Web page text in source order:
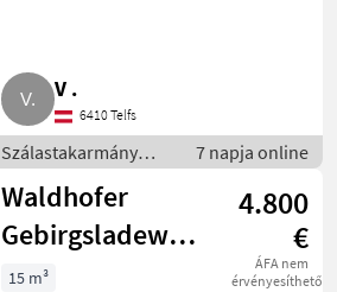
V .
6410 Telfs
Szálastakarmány
betakarítók /
Rendfelszedő
pótkocsi
7 napja online
Waldhofer
Gebirgsladewagen
LW 14
4.800
€
ÁFA nem
érvényesíthető
15 m³